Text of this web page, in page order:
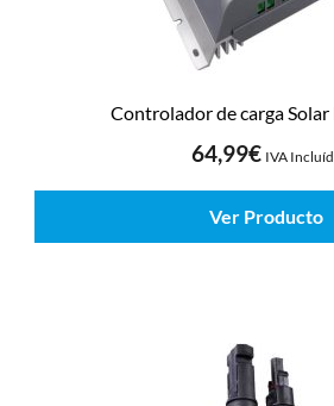
Controlador de carga
64,99€ IVA
Ver Producto